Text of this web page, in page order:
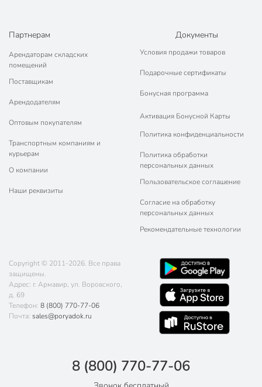
Партнерам
Арендаторам складских
помещений
Поставщикам
Арендодателям
Оптовым покупателям
Транспортным компаниям и
курьерам
О компании
Наши реквизиты
Документы
Условия продажи товаров
Подарочные сертификаты
Бонусная программа
Активация Бонусной Карты
Политика конфиденциальности
Политика обработки
персональных данных
Пользовательское соглашение
Согласие на обработку
персональных данных
Рекомендательные технологии
Copyright © 2011-2026. Все права
защищены.
Адрес: г. Армавир, ул. Воровского,
д. 69
Телефон: 8 (800) 770-77-06
Почта: sales@poryadok.ru
8 (800) 770-77-06